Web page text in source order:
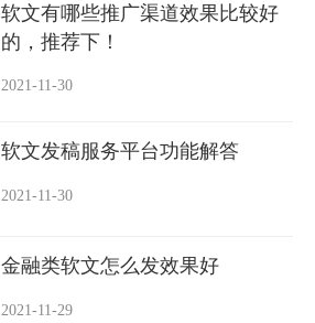
软文有哪些推广渠道效果比较好
的，推荐下！
2021-11-30
软文发稿服务平台功能解答
2021-11-30
金融类软文怎么发效果好
2021-11-29